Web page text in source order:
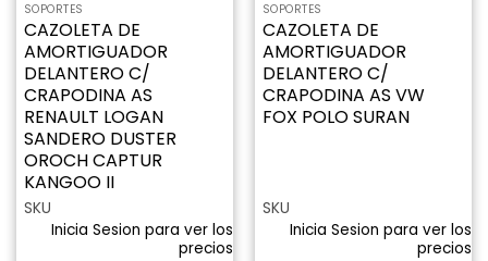
SOPORTES
CAZOLETA DE
AMORTIGUADOR
DELANTERO C/
CRAPODINA AS
RENAULT LOGAN
SANDERO DUSTER
OROCH CAPTUR
KANGOO II
SKU
Inicia Sesion para ver los
precios
SOPORTES
CAZOLETA DE
AMORTIGUADOR
DELANTERO C/
CRAPODINA AS VW
FOX POLO SURAN
SKU
Inicia Sesion para ver los
precios